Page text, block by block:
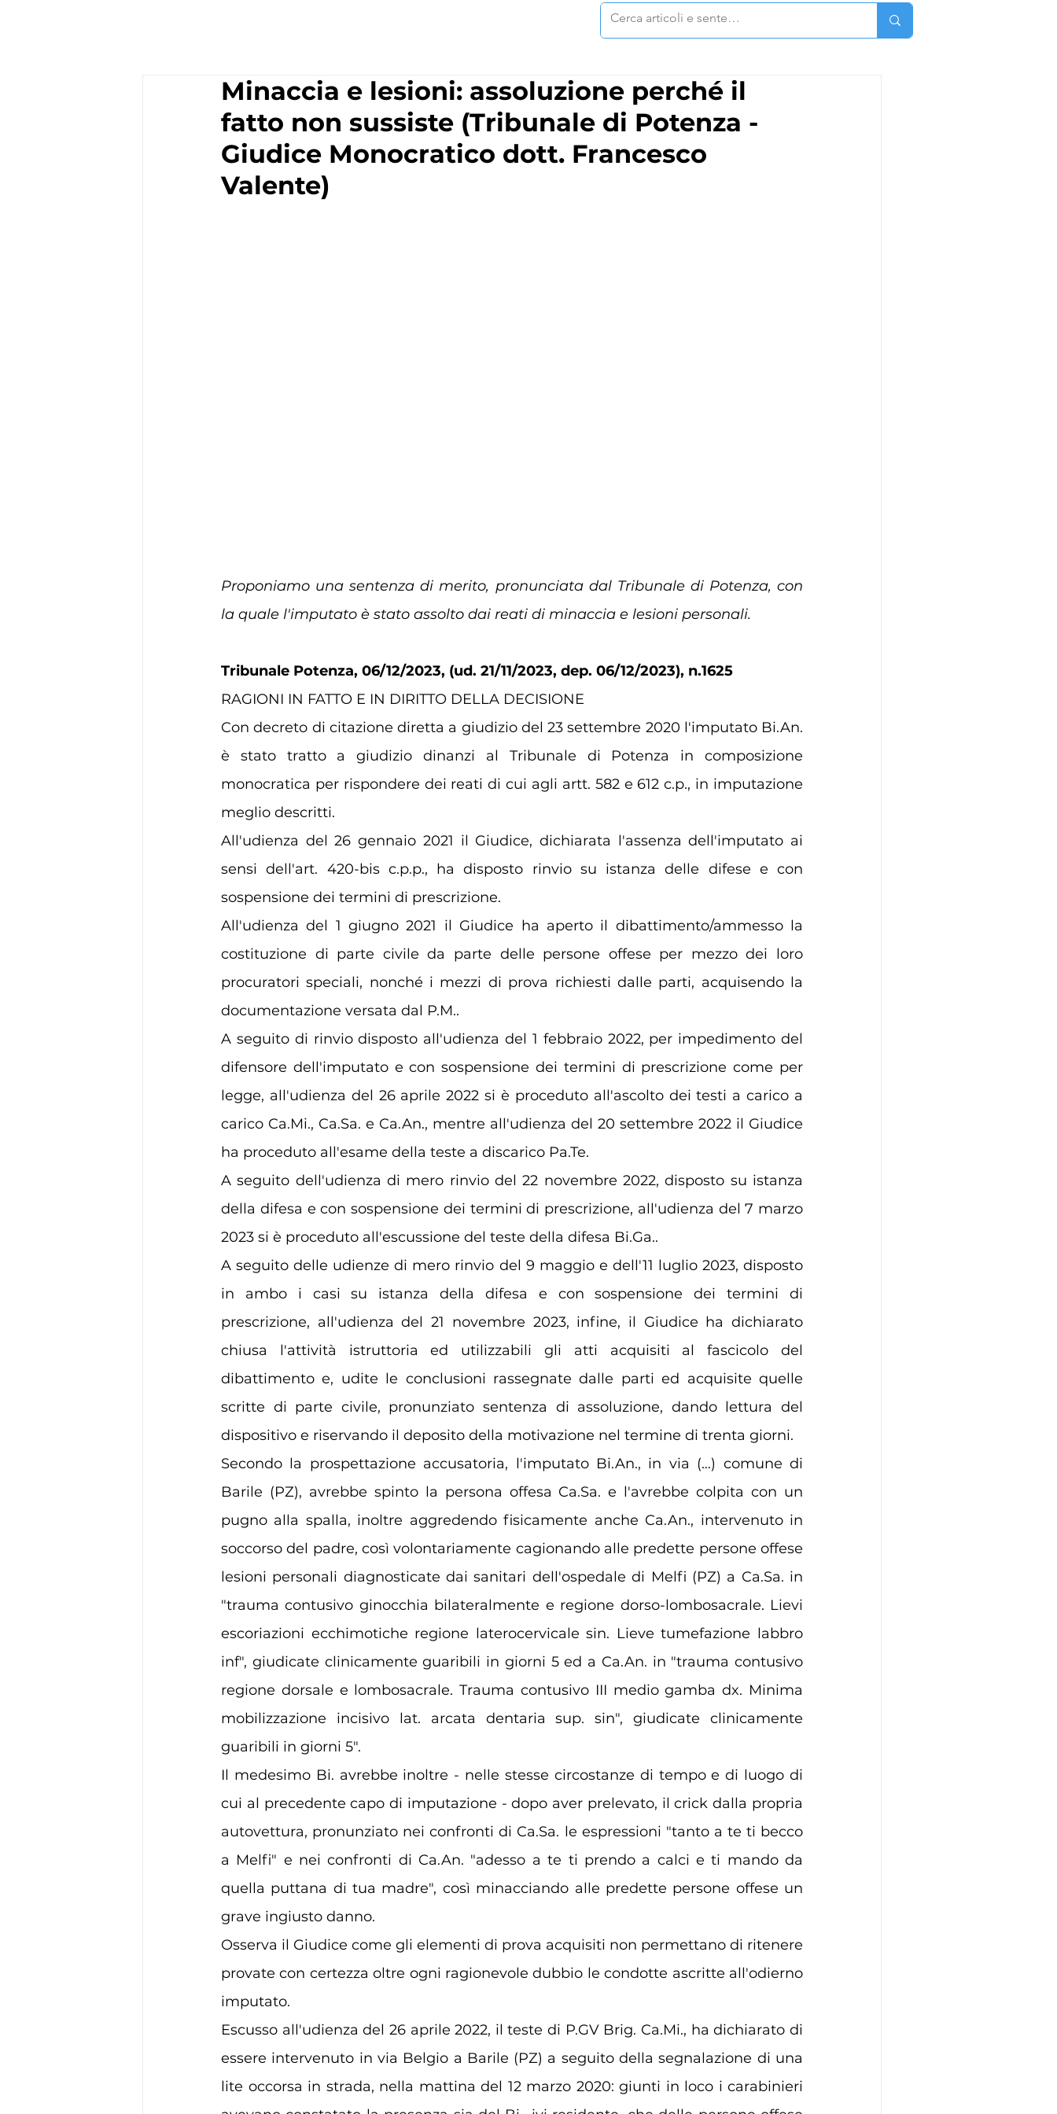
Minaccia e lesioni: assoluzione perché il
fatto non sussiste (Tribunale di Potenza -
Giudice Monocratico dott. Francesco
Valente)
Proponiamo una sentenza di merito, pronunciata dal Tribunale di Potenza, con
la quale l'imputato è stato assolto dai reati di minaccia e lesioni personali.
Tribunale Potenza, 06/12/2023, (ud. 21/11/2023, dep. 06/12/2023), n.1625
RAGIONI IN FATTO E IN DIRITTO DELLA DECISIONE
Con decreto di citazione diretta a giudizio del 23 settembre 2020 l'imputato Bi.An.
è stato tratto a giudizio dinanzi al Tribunale di Potenza in composizione
monocratica per rispondere dei reati di cui agli artt. 582 e 612 c.p., in imputazione
meglio descritti.
All'udienza del 26 gennaio 2021 il Giudice, dichiarata l'assenza dell'imputato ai
sensi dell'art. 420-bis c.p.p., ha disposto rinvio su istanza delle difese e con
sospensione dei termini di prescrizione.
All'udienza del 1 giugno 2021 il Giudice ha aperto il dibattimento/ammesso la
costituzione di parte civile da parte delle persone offese per mezzo dei loro
procuratori speciali, nonché i mezzi di prova richiesti dalle parti, acquisendo la
documentazione versata dal P.M..
A seguito di rinvio disposto all'udienza del 1 febbraio 2022, per impedimento del
difensore dell'imputato e con sospensione dei termini di prescrizione come per
legge, all'udienza del 26 aprile 2022 si è proceduto all'ascolto dei testi a carico a
carico Ca.Mi., Ca.Sa. e Ca.An., mentre all'udienza del 20 settembre 2022 il Giudice
ha proceduto all'esame della teste a discarico Pa.Te.
A seguito dell'udienza di mero rinvio del 22 novembre 2022, disposto su istanza
della difesa e con sospensione dei termini di prescrizione, all'udienza del 7 marzo
2023 si è proceduto all'escussione del teste della difesa Bi.Ga..
A seguito delle udienze di mero rinvio del 9 maggio e dell'11 luglio 2023, disposto
in ambo i casi su istanza della difesa e con sospensione dei termini di
prescrizione, all'udienza del 21 novembre 2023, infine, il Giudice ha dichiarato
chiusa l'attività istruttoria ed utilizzabili gli atti acquisiti al fascicolo del
dibattimento e, udite le conclusioni rassegnate dalle parti ed acquisite quelle
scritte di parte civile, pronunziato sentenza di assoluzione, dando lettura del
dispositivo e riservando il deposito della motivazione nel termine di trenta giorni.
Secondo la prospettazione accusatoria, l'imputato Bi.An., in via (…) comune di
Barile (PZ), avrebbe spinto la persona offesa Ca.Sa. e l'avrebbe colpita con un
pugno alla spalla, inoltre aggredendo fisicamente anche Ca.An., intervenuto in
soccorso del padre, così volontariamente cagionando alle predette persone offese
lesioni personali diagnosticate dai sanitari dell'ospedale di Melfi (PZ) a Ca.Sa. in
"trauma contusivo ginocchia bilateralmente e regione dorso-lombosacrale. Lievi
escoriazioni ecchimotiche regione laterocervicale sin. Lieve tumefazione labbro
inf", giudicate clinicamente guaribili in giorni 5 ed a Ca.An. in "trauma contusivo
regione dorsale e lombosacrale. Trauma contusivo III medio gamba dx. Minima
mobilizzazione incisivo lat. arcata dentaria sup. sin", giudicate clinicamente
guaribili in giorni 5".
Il medesimo Bi. avrebbe inoltre - nelle stesse circostanze di tempo e di luogo di
cui al precedente capo di imputazione - dopo aver prelevato, il crick dalla propria
autovettura, pronunziato nei confronti di Ca.Sa. le espressioni "tanto a te ti becco
a Melfi" e nei confronti di Ca.An. "adesso a te ti prendo a calci e ti mando da
quella puttana di tua madre", così minacciando alle predette persone offese un
grave ingiusto danno.
Osserva il Giudice come gli elementi di prova acquisiti non permettano di ritenere
provate con certezza oltre ogni ragionevole dubbio le condotte ascritte all'odierno
imputato.
Escusso all'udienza del 26 aprile 2022, il teste di P.GV Brig. Ca.Mi., ha dichiarato di
essere intervenuto in via Belgio a Barile (PZ) a seguito della segnalazione di una
lite occorsa in strada, nella mattina del 12 marzo 2020: giunti in loco i carabinieri